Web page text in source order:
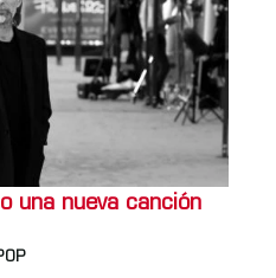
una nueva canción